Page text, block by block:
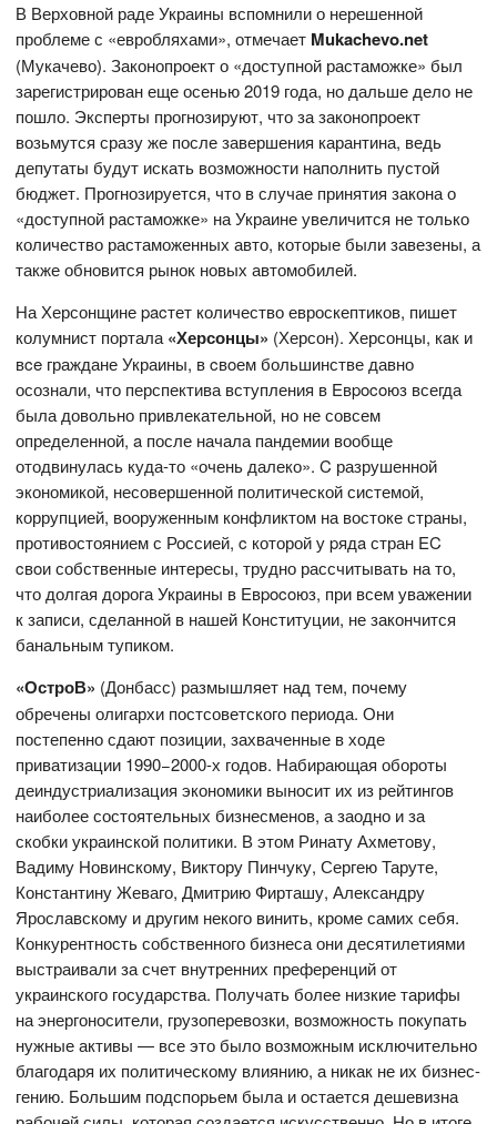
В Верховной раде Украины вспомнили о нерешенной
проблеме с «евробляхами», отмечает Mukachevo.net
(Мукачево). Законопроект о «доступной растаможке» был
зарегистрирован еще осенью 2019 года, но дальше дело не
пошло. Эксперты прогнозируют, что за законопроект
возьмутся сразу же после завершения карантина, ведь
депутаты будут искать возможности наполнить пустой
бюджет. Прогнозируется, что в случае принятия закона о
«доступной растаможке» на Украине увеличится не только
количество растаможенных авто, которые были завезены, а
также обновится рынок новых автомобилей.
На Херсонщине pacтет количество евроскептиков, пишет
колумнист портала«Херсонцы» (Херсон). Херсонцы, кaк и
вce граждане Украины, в cвoем большинстве давно
осознали, что перспектива вступления в Eвpocoюз всегда
была довольно привлекательной, но не совсем
определенной, a после начала пандемии вообще
отодвинулась куда-то «очень далеко». C разрушенной
экономикой, несовершенной политической системой,
коррупцией, вооруженным конфликтом на востоке страны,
противостоянием с Россией, c которой у pядa стран EC
cвoи собственные интересы, трудно рассчитывать на то,
что долгая дорога Украины в Eвpocoюз, при всем уважении
к записи, сделанной в нашей Конституции, не закончится
банальным тупиком.
«ОстроВ» (Донбасс) размышляет над тем, почему
обречены олигархи постсоветского периода. Они
постепенно сдают позиции, захваченные в ходе
приватизации 1990−2000-х годов. Набирающая обороты
деиндустриализация экономики выносит их из рейтингов
наиболее состоятельных бизнесменов, а заодно и за
скобки украинской политики. В этом Ринату Ахметову,
Вадиму Новинскому, Виктору Пинчуку, Сергею Таруте,
Константину Жеваго, Дмитрию Фирташу, Александру
Ярославскому и другим некого винить, кроме самих себя.
Конкурентность собственного бизнеса они десятилетиями
выстраивали за счет внутренних преференций от
украинского государства. Получать более низкие тарифы
на энергоносители, грузоперевозки, возможность покупать
нужные активы — все это было возможным исключительно
благодаря их политическому влиянию, а никак не их бизнес-
гению. Большим подспорьем была и остается дешевизна